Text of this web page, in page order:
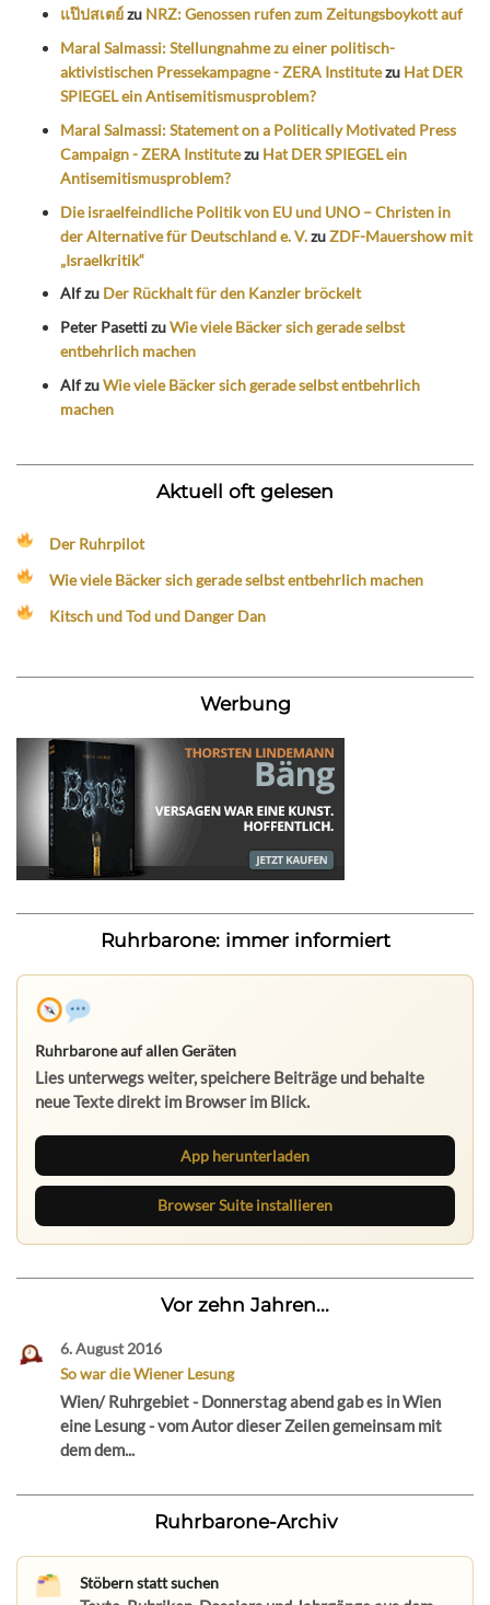
แป๊ปสเตย์zu NRZ: Genossen rufen zum Zeitungsboykott auf
Maral Salmassi: Stellungnahme zu einer politisch-
aktivistischen Pressekampagne - ZERA Institutezu Hat DER
SPIEGEL ein Antisemitismusproblem?
Maral Salmassi: Statement on a Politically Motivated Press
Campaign - ZERA Institutezu Hat DER SPIEGEL ein
Antisemitismusproblem?
Die israelfeindliche Politik von EU und UNO – Christen in
der Alternative für Deutschland e. V.zuZDF-Mauershow mit
„Israelkritik“
Alfzu Der Rückhalt für den Kanzler bröckelt
Peter PasettizuWie viele Bäcker sich gerade selbst
entbehrlich machen
AlfzuWie viele Bäcker sich gerade selbst entbehrlich
machen
Aktuell oft gelesen
Der Ruhrpilot
Wie viele Bäcker sich gerade selbst entbehrlich machen
Kitsch und Tod und Danger Dan
Werbung
Ruhrbarone: immer informiert
Ruhrbarone auf allen Geräten
Lies unterwegs weiter, speichere Beiträge und behalte
neue Texte direkt im Browser im Blick.
App herunterladen
Browser Suite installieren
Vor zehn Jahren...
6. August 2016
So war die Wiener Lesung
Wien/ Ruhrgebiet - Donnerstag abend gab es in Wien
eine Lesung - vom Autor dieser Zeilen gemeinsam mit
dem dem...
Ruhrbarone-Archiv
Stöbern statt suchen